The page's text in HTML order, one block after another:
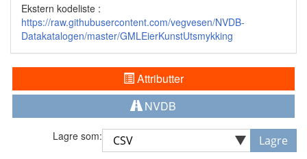
Ekstern kodeliste :
https://raw.githubusercontent.com/vegvesen/NVDB-
Datakatalogen/master/GMLEierKunstUtsmykking
Attributter
NVDB
Lagre som: Lagre